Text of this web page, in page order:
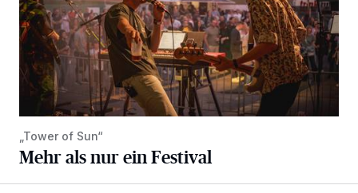
„Tower of Sun“
Mehr als nur ein Festival